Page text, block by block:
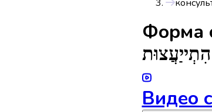
Форма
הִתְייַעֲצוּת
Видео